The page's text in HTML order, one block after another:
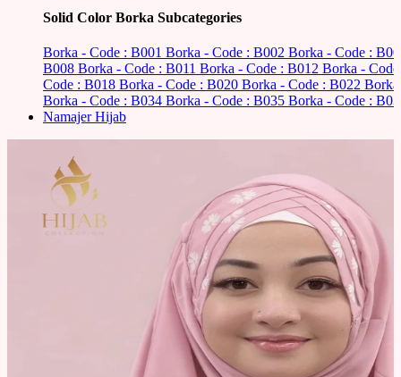
Solid Color Borka Subcategories
Borka - Code : B001 Borka - Code : B002 Borka - Code :
B008 Borka - Code : B011 Borka - Code : B012 Borka -
Code : B018 Borka - Code : B020 Borka - Code : B022
Borka - Code : B034 Borka - Code : B035 Borka - Code :
Namajer Hijab